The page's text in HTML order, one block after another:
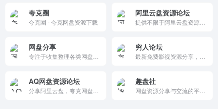
夸克圈
夸克圈 - 夸克网盘资源下载
阿里云盘资源论坛
网盘分享 穷人论坛
AQ网盘资源论坛 趣盘社